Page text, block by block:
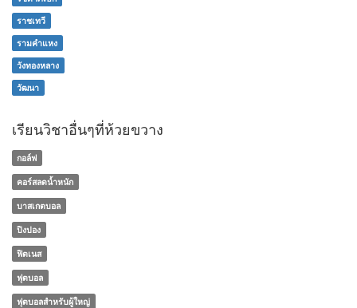
ราชเทวี
รามคำแหง
วังทองหลาง
วัฒนา
เรียนวิชาอื่นๆที่ห้วยขวาง
กอล์ฟ
คอร์สลดน้ำหนัก
บาสเกตบอล
ปิงปอง
ฟิตเนส
ฟุตบอล
ฟุตบอลสำหรับผู้ใหญ่